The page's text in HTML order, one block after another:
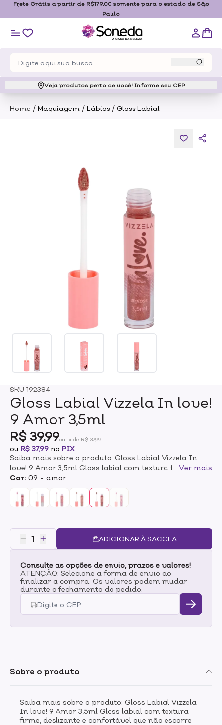
Frete Grátis a partir de R$179,00 somente para o estado de São
Paulo
Veja produtos perto de você! Informe seu CEP
Home / Maquiagem / Lábios / Gloss Labial
SKU 192384
Gloss Labial Vizzela In love!
9 Amor 3,5ml
R$ 39,99ou 1x de R$ 37,99
ou R$ 37,99 no PIX
Saiba mais sobre o produto: Gloss Labial Vizzela In
love! 9 Amor 3,5ml Gloss labial com textura firme,
deslizante e confortável que não escorre dos lábios,
com efeito 3D ultra brilho. Aplicador em formato
coração que facilita a aplicação e traz a quantidade
certa de produto. Cores com partículas de brilho
uso:Aplique sobre os lábios.
Ver mais
Cor: 09 - amor
ADICIONAR À SACOLA
Consulte as opções de envio, prazos e valores!
ATENÇÃO: Selecione a forma de envio ao
finalizar a compra. Os valores podem mudar
durante o fechamento do pedido.
Sobre o produto
Saiba mais sobre o produto: Gloss Labial Vizzela
In love! 9 Amor 3,5ml Gloss labial com textura
firme, deslizante e confortável que não escorre